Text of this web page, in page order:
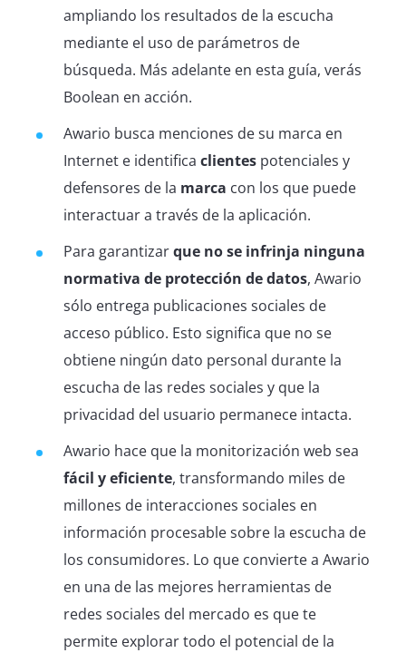
ampliando los resultados de la escucha
mediante el uso de parámetros de
búsqueda. Más adelante en esta guía, verás
Boolean en acción.
Awario busca menciones de su marca en
Internet e identifica clientes potenciales y
defensores de la marca con los que puede
interactuar a través de la aplicación.
Para garantizarque no se infrinja ninguna
normativa de protección de datos, Awario
sólo entrega publicaciones sociales de
acceso público. Esto significa que no se
obtiene ningún dato personal durante la
escucha de las redes sociales y que la
privacidad del usuario permanece intacta.
Awario hace que la monitorización web sea
fácil y eficiente, transformando miles de
millones de interacciones sociales en
información procesable sobre la escucha de
los consumidores. Lo que convierte a Awario
en una de las mejores herramientas de
redes sociales del mercado es que te
permite explorar todo el potencial de la